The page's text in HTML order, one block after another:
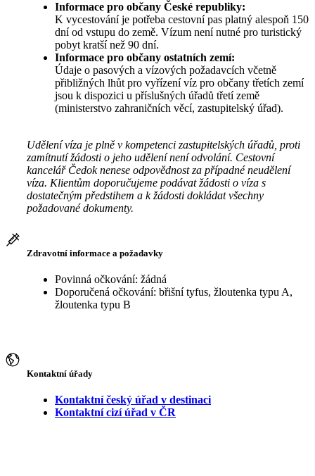
Informace pro občany České republiky:
K vycestování je potřeba cestovní pas platný alespoň 150
dní od vstupu do země. Vízum není nutné pro turistický
pobyt kratší než 90 dní.
Informace pro občany ostatních zemí:
Údaje o pasových a vízových požadavcích včetně
přibližných lhůt pro vyřízení víz pro občany třetích zemí
jsou k dispozici u příslušných úřadů třetí země
(ministerstvo zahraničních věcí, zastupitelský úřad).
Udělení víza je plně v kompetenci zastupitelských úřadů, proti
zamítnutí žádosti o jeho udělení není odvolání. Cestovní
kancelář Čedok nenese odpovědnost za případné neudělení
víza. Klientům doporučujeme podávat žádosti o víza s
dostatečným předstihem a k žádosti dokládat všechny
požadované dokumenty.
Zdravotní informace a požadavky
Povinná očkování: žádná
Doporučená očkování: břišní tyfus, žloutenka typu A,
žloutenka typu B
Kontaktní úřady
Kontaktní český úřad v destinaci
Kontaktní cizí úřad v ČR